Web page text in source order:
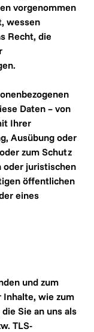
vorgenommen
wessen
Recht, die
Daten – von
Ihrer
Ausübung oder
zum Schutz
oder juristischen
öffentlichen
eines
und zum
wie zum
Sie an uns als
TLS-